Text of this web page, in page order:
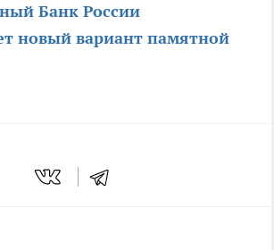
Банк России
новый вариант памятной